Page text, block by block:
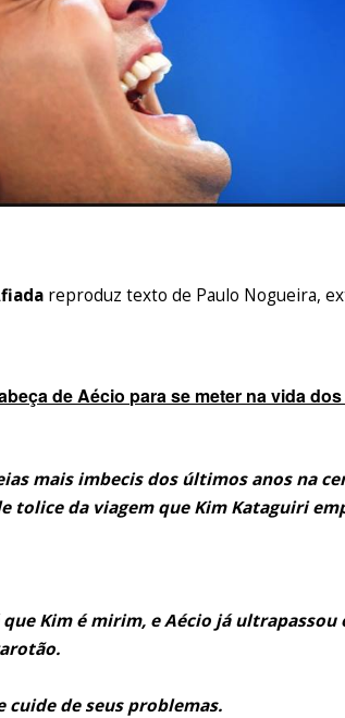
reproduz texto de Paulo Nogueira,
de Aécio para se meter na vida
mais imbecis dos últimos anos na
tolice da viagem que Kim Kataguiri
Kim é mirim, e Aécio já ultrapassou
cuide de seus problemas.